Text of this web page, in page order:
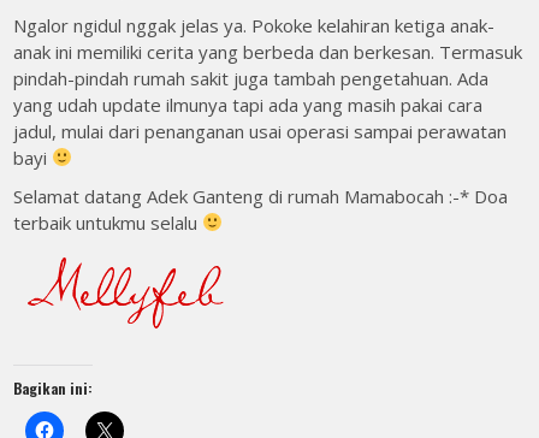
Ngalor ngidul nggak jelas ya. Pokoke kelahiran ketiga anak-
anak ini memiliki cerita yang berbeda dan berkesan. Termasuk
pindah-pindah rumah sakit juga tambah pengetahuan. Ada
yang udah update ilmunya tapi ada yang masih pakai cara
jadul, mulai dari penanganan usai operasi sampai perawatan
bayi
Selamat datang Adek Ganteng di rumah Mamabocah :-* Doa
terbaik untukmu selalu
Bagikan ini: